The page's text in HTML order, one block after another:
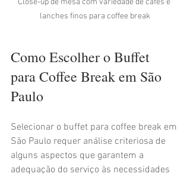
lanches finos para coffee break
Como Escolher o Buffet
para Coffee Break em São
Paulo
Selecionar o buffet para coffee break em
São Paulo requer análise criteriosa de
alguns aspectos que garantem a
adequação do serviço às necessidades